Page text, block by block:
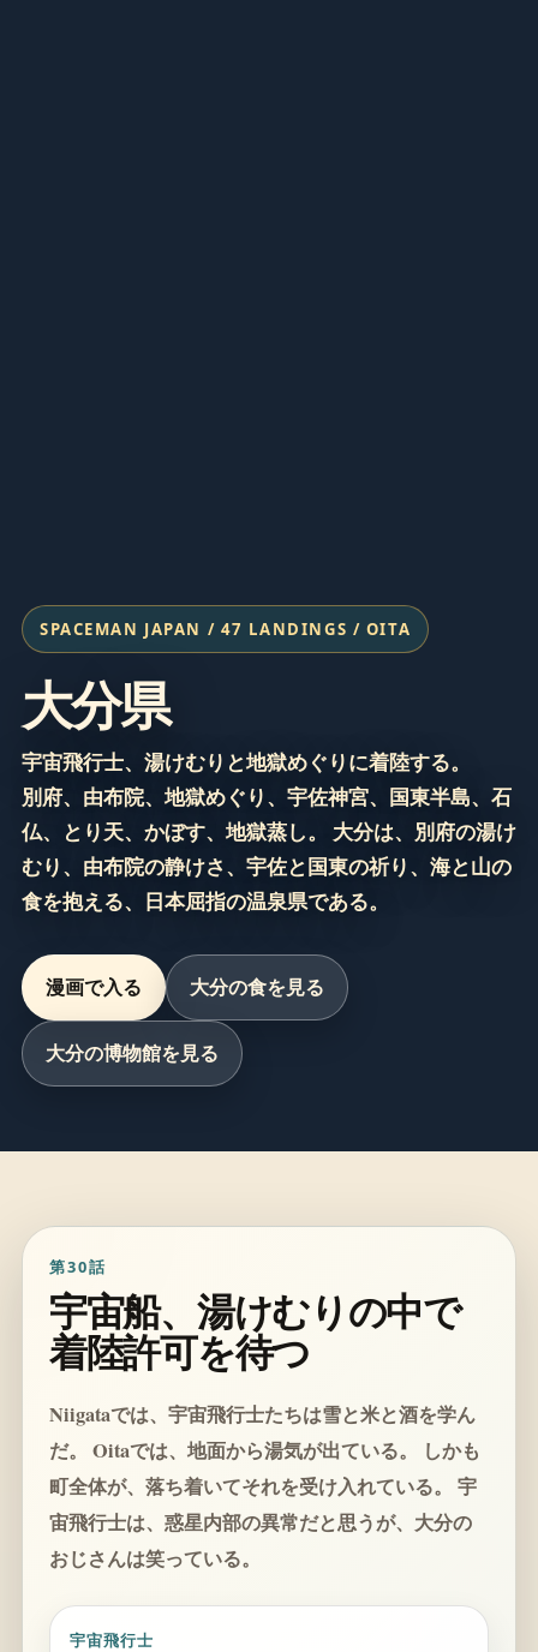
SPACEMAN JAPAN / 47 LANDINGS / OITA
大分県
宇宙飛行士、湯けむりと地獄めぐりに着陸する。
別府、由布院、地獄めぐり、宇佐神宮、国東半島、石
仏、とり天、かぼす、地獄蒸し。 大分は、別府の湯け
むり、由布院の静けさ、宇佐と国東の祈り、海と山の
食を抱える、日本屈指の温泉県である。
漫画で入る 大分の食を見る
大分の博物館を見る
第30話
宇宙船、湯けむりの中で
着陸許可を待つ
Niigataでは、宇宙飛行士たちは雪と米と酒を学ん
だ。 Oitaでは、地面から湯気が出ている。 しかも
町全体が、落ち着いてそれを受け入れている。 宇
宙飛行士は、惑星内部の異常だと思うが、大分の
おじさんは笑っている。
宇宙飛行士